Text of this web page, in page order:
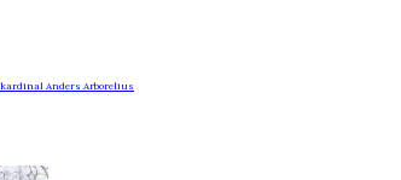
kardinal Anders Arborelius